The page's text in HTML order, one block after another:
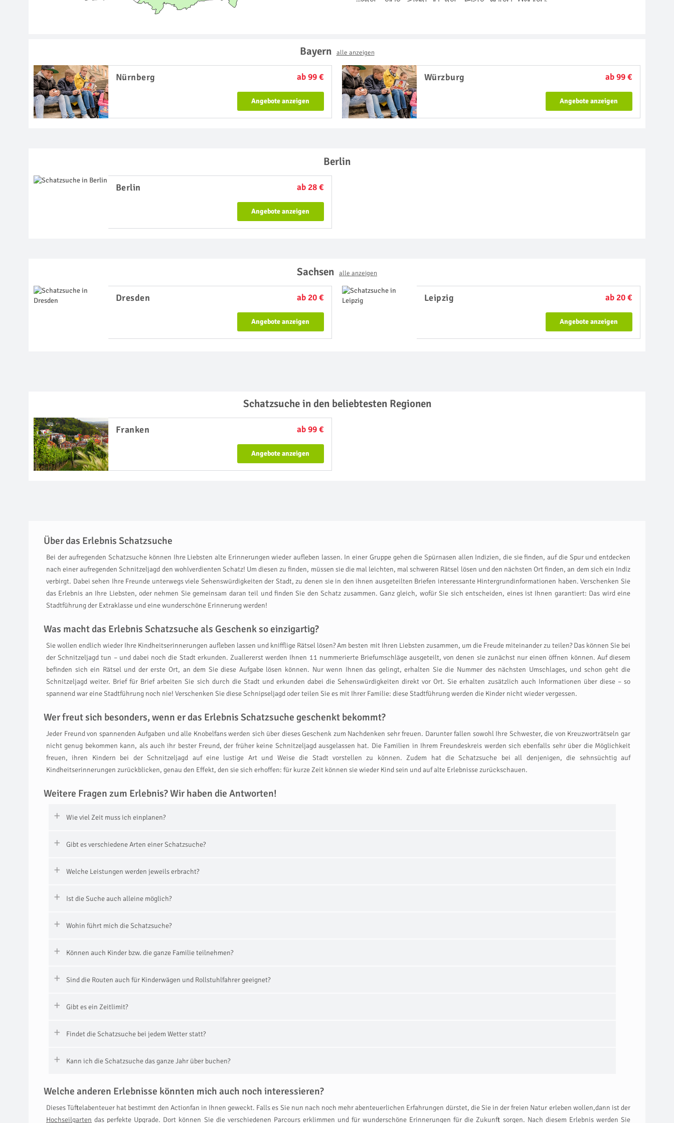
Bayern alle anzeigen
Nürnberg ab 99 €
Angebote anzeigen
Würzburg ab 99 €
Angebote anzeigen
Berlin
Berlin ab 28 €
Angebote anzeigen
Sachsen alle anzeigen
Dresden ab 20 €
Angebote anzeigen
Leipzig ab 20 €
Angebote anzeigen
Schatzsuche in den beliebtesten Regionen
Franken ab 99 €
Angebote anzeigen
Über das Erlebnis Schatzsuche
Bei der aufregenden Schatzsuche können Ihre Liebsten alte Erinnerungen wieder aufleben lassen. In einer Gruppe gehen die Spürnasen allen Indizien, die sie finden, auf die Spur und entdecken
nach einer aufregenden Schnitzeljagd den wohlverdienten Schatz! Um diesen zu finden, müssen sie die mal leichten, mal schweren Rätsel lösen und den nächsten Ort finden, an dem sich ein Indiz
verbirgt. Dabei sehen Ihre Freunde unterwegs viele Sehenswürdigkeiten der Stadt, zu denen sie in den ihnen ausgeteilten Briefen interessante Hintergrundinformationen haben. Verschenken Sie
das Erlebnis an Ihre Liebsten, oder nehmen Sie gemeinsam daran teil und finden Sie den Schatz zusammen. Ganz gleich, wofür Sie sich entscheiden, eines ist Ihnen garantiert: Das wird eine
Stadtführung der Extraklasse und eine wunderschöne Erinnerung werden!
Was macht das Erlebnis Schatzsuche als Geschenk so einzigartig?
Sie wollen endlich wieder Ihre Kindheitserinnerungen aufleben lassen und knifflige Rätsel lösen? Am besten mit Ihren Liebsten zusammen, um die Freude miteinander zu teilen? Das können Sie bei
der Schnitzeljagd tun – und dabei noch die Stadt erkunden. Zuallererst werden Ihnen 11 nummerierte Briefumschläge ausgeteilt, von denen sie zunächst nur einen öffnen können. Auf diesem
befinden sich ein Rätsel und der erste Ort, an dem Sie diese Aufgabe lösen können. Nur wenn Ihnen das gelingt, erhalten Sie die Nummer des nächsten Umschlages, und schon geht die
Schnitzeljagd weiter. Brief für Brief arbeiten Sie sich durch die Stadt und erkunden dabei die Sehenswürdigkeiten direkt vor Ort. Sie erhalten zusätzlich auch Informationen über diese – so
spannend war eine Stadtführung noch nie! Verschenken Sie diese Schnipseljagd oder teilen Sie es mit Ihrer Familie: diese Stadtführung werden die Kinder nicht wieder vergessen.
Wer freut sich besonders, wenn er das Erlebnis Schatzsuche geschenkt bekommt?
Jeder Freund von spannenden Aufgaben und alle Knobelfans werden sich über dieses Geschenk zum Nachdenken sehr freuen. Darunter fallen sowohl Ihre Schwester, die von Kreuzworträtseln gar
nicht genug bekommen kann, als auch ihr bester Freund, der früher keine Schnitzeljagd ausgelassen hat. Die Familien in Ihrem Freundeskreis werden sich ebenfalls sehr über die Möglichkeit
freuen, ihren Kindern bei der Schnitzeljagd auf eine lustige Art und Weise die Stadt vorstellen zu können. Zudem hat die Schatzsuche bei all denjenigen, die sehnsüchtig auf
Kindheitserinnerungen zurückblicken, genau den Effekt, den sie sich erhoffen: für kurze Zeit können sie wieder Kind sein und auf alte Erlebnisse zurückschauen.
Weitere Fragen zum Erlebnis? Wir haben die Antworten!
Wie viel Zeit muss ich einplanen?
Gibt es verschiedene Arten einer Schatzsuche?
Welche Leistungen werden jeweils erbracht?
Ist die Suche auch alleine möglich?
Wohin führt mich die Schatzsuche?
Können auch Kinder bzw. die ganze Familie teilnehmen?
Sind die Routen auch für Kinderwägen und Rollstuhlfahrer geeignet?
Gibt es ein Zeitlimit?
Findet die Schatzsuche bei jedem Wetter statt?
Kann ich die Schatzsuche das ganze Jahr über buchen?
Welche anderen Erlebnisse könnten mich auch noch interessieren?
Dieses Tüftelabenteuer hat bestimmt den Actionfan in Ihnen geweckt. Falls es Sie nun nach noch mehr abenteuerlichen Erfahrungen dürstet, die Sie in der freien Natur erleben wollen,dann ist der
Hochseilgarten das perfekte Upgrade. Dort können Sie die verschiedenen Parcours erklimmen und für wunderschöne Erinnerungen für die Zukunft sorgen. Nach diesem Erlebnis werden Sie